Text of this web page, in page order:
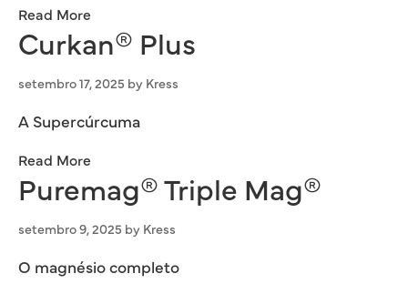
Read More
Curkan® Plus
setembro 17, 2025 by Kress
A Supercúrcuma
Read More
Puremag® Triple Mag®
setembro 9, 2025 by Kress
O magnésio completo